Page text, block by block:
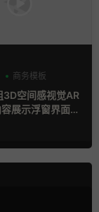
商务模板
3D空间感视觉AR
展示浮窗界面动